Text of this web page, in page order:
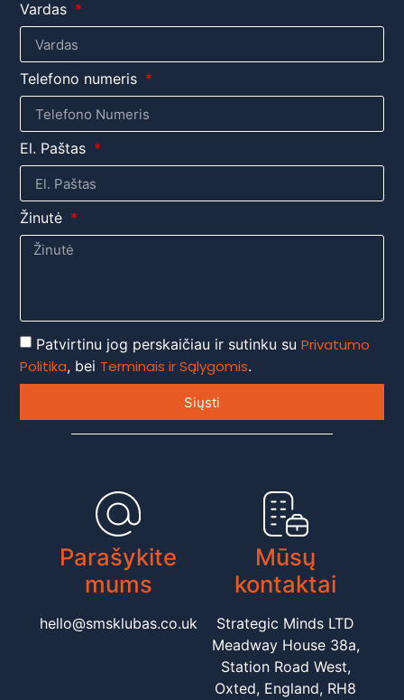
Vardas
Telefono numeris
El. Paštas
Žinutė
Patvirtinu jog perskaičiau ir sutinku suPrivatumo
Politika, bei Terminais ir Sąlygomis.
Siųsti
Parašykite
mums
hello@smsklubas.co.uk
Mūsų
kontaktai
Strategic Minds LTD
Meadway House 38a,
Station Road West,
Oxted, England, RH8